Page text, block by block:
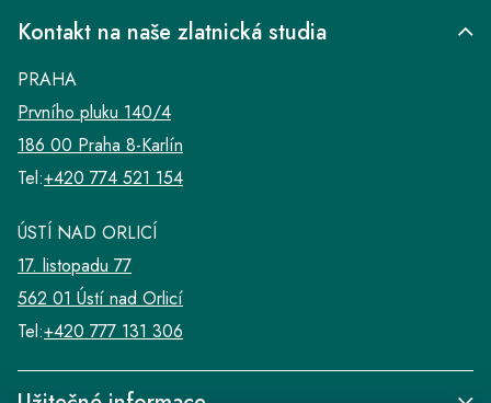
Kontakt na naše zlatnická studia
PRAHA
Prvního pluku 140/4
186 00 Praha 8-Karlín
Tel:+420 774 521 154
ÚSTÍ NAD ORLICÍ
17. listopadu 77
562 01 Ústí nad Orlicí
Tel:+420 777 131 306